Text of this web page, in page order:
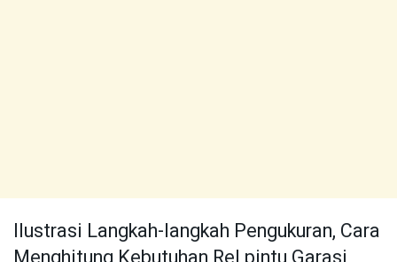
Ilustrasi Langkah-langkah Pengukuran, Cara